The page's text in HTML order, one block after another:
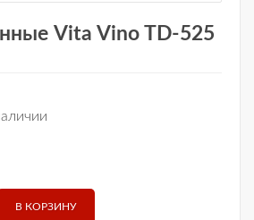
Vita Vino TD-525